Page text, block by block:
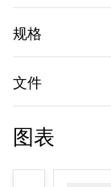
规格
文件
图表